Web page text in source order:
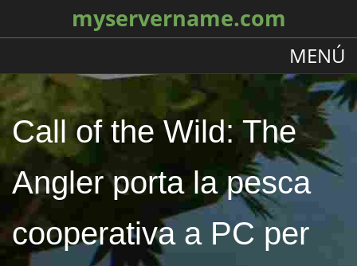
myservername.com
MENÚ
Call of the Wild: The
Angler porta la pesca
cooperativa a PC per